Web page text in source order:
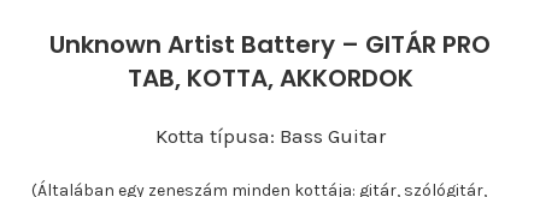
Unknown Artist Battery – GITÁR PRO
TAB, KOTTA, AKKORDOK
Kotta típusa: Bass Guitar
(Általában egy zeneszám minden kottája: gitár, szólógitár,